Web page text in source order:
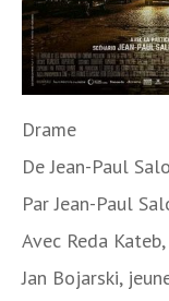
Drame
DeJean-Paul
ParJean-Paul
Avec Reda
Jan Bojarski,